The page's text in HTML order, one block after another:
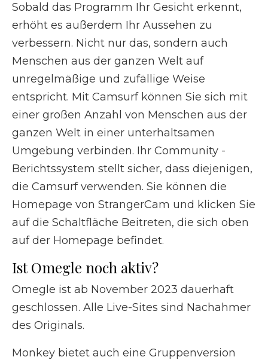
Sobald das Programm Ihr Gesicht erkennt,
erhöht es außerdem Ihr Aussehen zu
verbessern. Nicht nur das, sondern auch
Menschen aus der ganzen Welt auf
unregelmäßige und zufällige Weise
entspricht. Mit Camsurf können Sie sich mit
einer großen Anzahl von Menschen aus der
ganzen Welt in einer unterhaltsamen
Umgebung verbinden. Ihr Community -
Berichtssystem stellt sicher, dass diejenigen,
die Camsurf verwenden. Sie können die
Homepage von StrangerCam und klicken Sie
auf die Schaltfläche Beitreten, die sich oben
auf der Homepage befindet.
Ist Omegle noch aktiv?
Omegle ist ab November 2023 dauerhaft
geschlossen. Alle Live-Sites sind Nachahmer
des Originals.
Monkey bietet auch eine Gruppenversion